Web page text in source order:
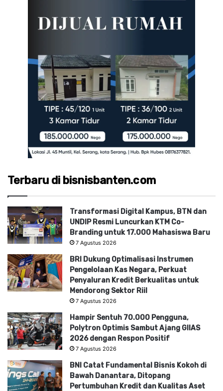
Terbaru di bisnisbanten.com
Transformasi Digital Kampus, BTN dan
UNDIP Resmi Luncurkan KTM Co-
Branding untuk 17.000 Mahasiswa Baru
7 Agustus 2026
BRI Dukung Optimalisasi Instrumen
Pengelolaan Kas Negara, Perkuat
Penyaluran Kredit Berkualitas untuk
Mendorong Sektor Riil
7 Agustus 2026
Hampir Sentuh 70.000 Pengguna,
Polytron Optimis Sambut Ajang GIIAS
2026 dengan Respon Positif
7 Agustus 2026
BNI Catat Fundamental Bisnis Kokoh di
Bawah Danantara, Ditopang
Pertumbuhan Kredit dan Kualitas Aset